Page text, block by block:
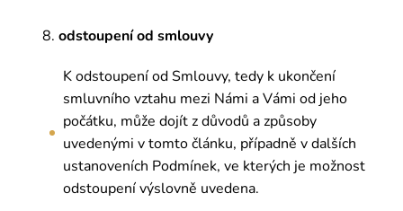
8. odstoupení od smlouvy
K odstoupení od Smlouvy, tedy k ukončení
smluvního vztahu mezi Námi a Vámi od jeho
počátku, může dojít z důvodů a způsoby
uvedenými v tomto článku, případně v dalších
ustanoveních Podmínek, ve kterých je možnost
odstoupení výslovně uvedena.